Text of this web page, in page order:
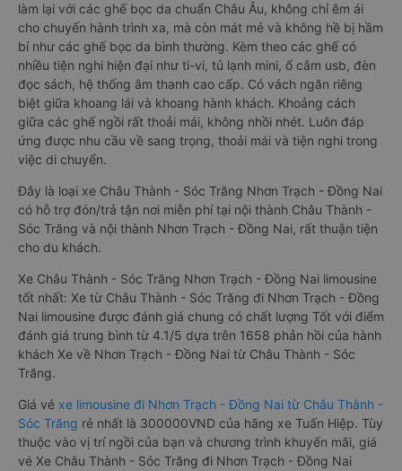
làm lại với các ghế bọc da chuẩn Châu Âu, không chỉ êm ái
cho chuyến hành trình xa, mà còn mát mẻ và không hề bị hầm
bí như các ghế bọc da bình thường. Kèm theo các ghế có
nhiều tiện nghi hiện đại như ti-vi, tủ lạnh mini, ổ cắm usb, đèn
đọc sách, hệ thống âm thanh cao cấp. Có vách ngăn riêng
biệt giữa khoang lái và khoang hành khách. Khoảng cách
giữa các ghế ngồi rất thoải mái, không nhồi nhét. Luôn đáp
ứng được nhu cầu về sang trọng, thoải mái và tiện nghi trong
việc di chuyển.
Đây là loại xe Châu Thành - Sóc Trăng Nhơn Trạch - Đồng Nai
có hỗ trợ đón/trả tận nơi miễn phí tại nội thành Châu Thành -
Sóc Trăng và nội thành Nhơn Trạch - Đồng Nai, rất thuận tiện
cho du khách.
Xe Châu Thành - Sóc Trăng Nhơn Trạch - Đồng Nai limousine
tốt nhất: Xe từ Châu Thành - Sóc Trăng đi Nhơn Trạch - Đồng
Nai limousine được đánh giá chung có chất lượng Tốt với điểm
đánh giá trung bình từ 4.1/5 dựa trên 1658 phản hồi của hành
khách Xe về Nhơn Trạch - Đồng Nai từ Châu Thành - Sóc
Trăng.
Giá vé xe limousine đi Nhơn Trạch - Đồng Nai từ Châu Thành -
Sóc Trăng rẻ nhất là 300000VND của hãng xe Tuấn Hiệp. Tùy
thuộc vào vị trí ngồi của bạn và chương trình khuyến mãi, giá
vé Xe Châu Thành - Sóc Trăng đi Nhơn Trạch - Đồng Nai